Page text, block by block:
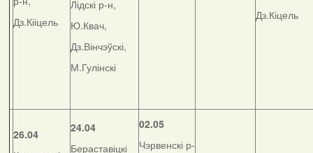
Дз.Кііцель
Лідскі р-н,
Ю.Квач,
Дз.Вінчэўскі,
М.Гулінскі
Дз.Кіцель
26.04
24.04
Бераставіцкі
02.05
Чэрвенскі р-